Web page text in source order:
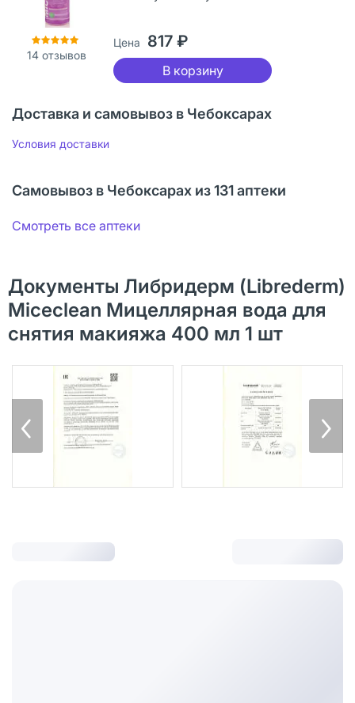
14отзывов
Цена 817 ₽
В корзину
Доставка и самовывоз в Чебоксарах
Условия доставки
Самовывоз в Чебоксарах из 131 аптеки
Смотреть все аптеки
Документы Либридерм (Librederm)
Miceclean Мицеллярная вода для
снятия макияжа 400 мл 1 шт